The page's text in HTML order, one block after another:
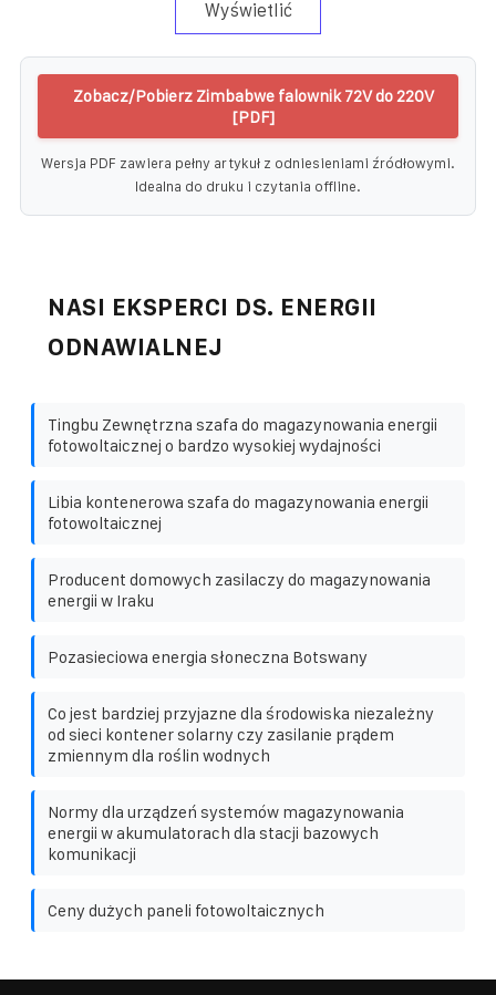
Wyświetlić
Zobacz/Pobierz Zimbabwe falownik 72V do 220V
[PDF]
Wersja PDF zawiera pełny artykuł z odniesieniami źródłowymi.
Idealna do druku i czytania offline.
NASI EKSPERCI DS. ENERGII
ODNAWIALNEJ
Tingbu Zewnętrzna szafa do magazynowania energii
fotowoltaicznej o bardzo wysokiej wydajności
Libia kontenerowa szafa do magazynowania energii
fotowoltaicznej
Producent domowych zasilaczy do magazynowania
energii w Iraku
Pozasieciowa energia słoneczna Botswany
Co jest bardziej przyjazne dla środowiska niezależny
od sieci kontener solarny czy zasilanie prądem
zmiennym dla roślin wodnych
Normy dla urządzeń systemów magazynowania
energii w akumulatorach dla stacji bazowych
komunikacji
Ceny dużych paneli fotowoltaicznych